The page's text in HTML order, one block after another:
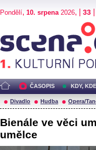
Pondělí, 10. srpena2026, | 33
ČASOPIS KDY,
Divadlo Hudba Opera/
Bienále ve věci
umělce